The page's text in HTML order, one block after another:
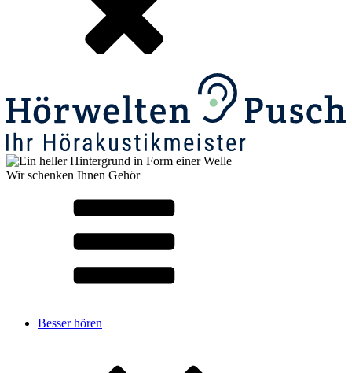
Wir schenken Ihnen Gehör
Besser hören